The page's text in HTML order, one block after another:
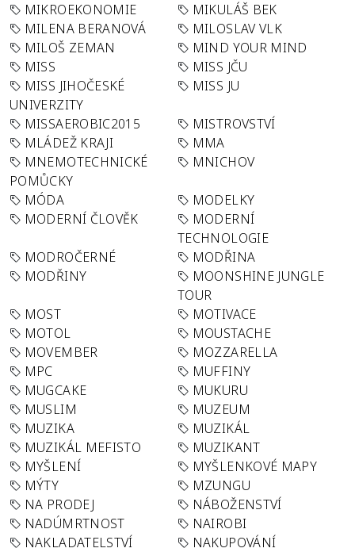
MIKROEKONOMIE
MIKULÁŠ BEK
MILENA BERANOVÁ
MILOSLAV VLK
MILOŠ ZEMAN
MIND YOUR MIND
MISS
MISS JČU
MISS JIHOČESKÉ
UNIVERZITY
MISS JU
MISSAEROBIC2015
MISTROVSTVÍ
MLÁDEŽ KRAJI
MMA
MNEMOTECHNICKÉ
POMŮCKY
MNICHOV
MÓDA
MODELKY
MODERNÍ ČLOVĚK
MODERNÍ
TECHNOLOGIE
MODROČERNÉ
MODŘINA
MODŘINY
MOONSHINE JUNGLE
TOUR
MOST
MOTIVACE
MOTOL
MOUSTACHE
MOVEMBER
MOZZARELLA
MPC
MUFFINY
MUGCAKE
MUKURU
MUSLIM
MUZEUM
MUZIKA
MUZIKÁL
MUZIKÁL MEFISTO
MUZIKANT
MYŠLENÍ
MYŠLENKOVÉ MAPY
MÝTY
MZUNGU
NA PRODEJ
NÁBOŽENSTVÍ
NADÚMRTNOST
NAIROBI
NAKLADATELSTVÍ
NAKUPOVÁNÍ